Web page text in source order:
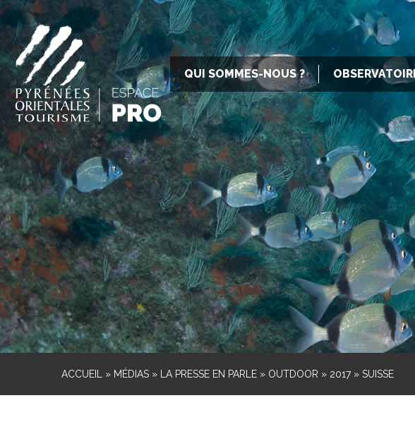
QUI SOMMES-NOUS ?
ACCUEIL » MÉDIAS » LA PRESSE EN PARLE » OUTDOOR » 2017» SUISSE